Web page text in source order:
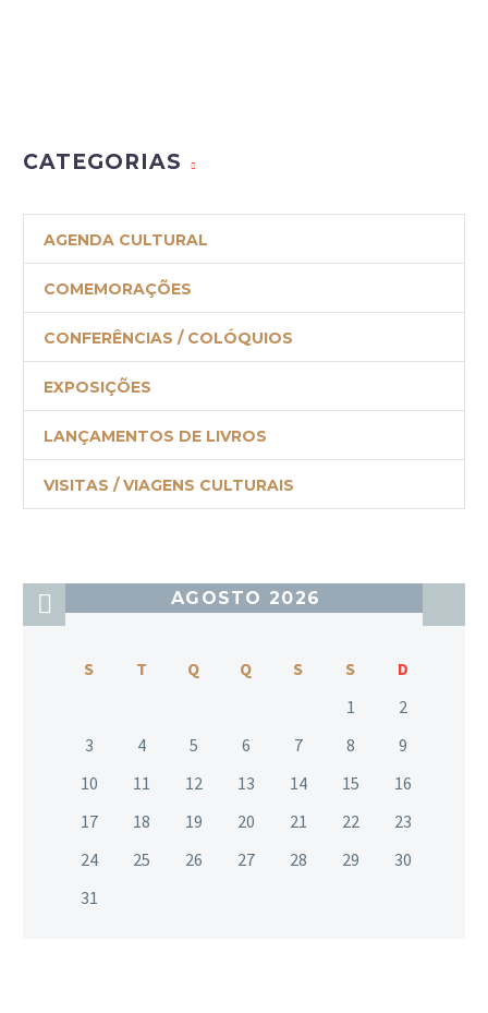
CATEGORIAS
AGENDA CULTURAL
COMEMORAÇÕES
CONFERÊNCIAS / COLÓQUIOS
EXPOSIÇÕES
LANÇAMENTOS DE LIVROS
VISITAS / VIAGENS CULTURAIS
AGOSTO 2026
S T Q Q S S
D
1
2
3
4 5 6 7 8
9
10
11 12 13 14 15
16
17
18 19 20 21 22
23
24
25 26 27 28 29
30
31